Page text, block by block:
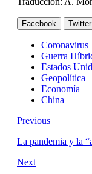
Facebook Twitter
Coronavirus
Guerra
Estados
Geopolítica
Economía
China
Previous
La pandemia y la
Next